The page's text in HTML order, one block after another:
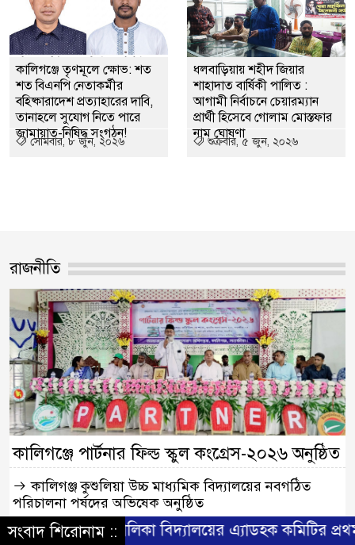
কালিগঞ্জে তৃণমূলে ক্ষোভ: শত
শত বিএনপি নেতাকর্মীর
বহিষ্কারাদেশ প্রত্যাহারের দাবি,
তানাহলে সুযোগ নিতে পারে
জামায়াত-নিষিদ্ধ সংগঠন!
সোমবার, ৮ জুন, ২০২৬
ধলবাড়িয়ায় শহীদ জিয়ার
শাহাদাত বার্ষিকী পালিত :
আগামী নির্বাচনে চেয়ারম্যান
প্রার্থী হিসেবে গোলাম মোস্তফার
নাম ঘোষণা
শুক্রবার, ৫ জুন, ২০২৬
রাজনীতি
কালিগঞ্জে পার্টনার ফিল্ড স্কুল কংগ্রেস-২০২৬ অনুষ্ঠিত
কালিগঞ্জ কুশুলিয়া উচ্চ মাধ্যমিক বিদ্যালয়ের নবগঠিত
পরিচালনা পর্ষদের অভিষেক অনুষ্ঠিত
কালিগঞ্জের দক্ষিণশ্রীপুর ইউ‌নিয়‌নের শ্রীকলা গ্রা‌মে ভেঙে
সংবাদ শিরোনাম ::
বিদ্যালয়ের এ্যাডহক কমিটির প্রথম সভা অনুষ্ঠিত